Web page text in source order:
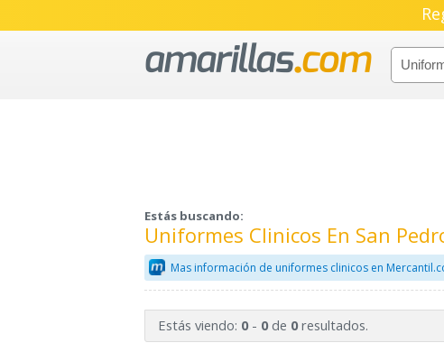
Estás buscando:
Uniformes Clinicos En San
Mas información de uniformes clinicos en
Estás viendo: 0- 0de 0resultados.